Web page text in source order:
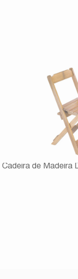
Cadeira de Madeira